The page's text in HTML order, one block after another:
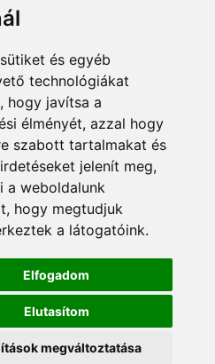
és egyéb
technológiákat
hogy javítsa a
élményét, azzal hogy
szabott tartalmakat és
jelenít meg,
a weboldalunk
hogy megtudjuk
a látogatóink.
Elfogadom
Elutasítom
megváltoztatása
Ft-tól
fizetési módok
Á.SZ.F.
tájékoztató